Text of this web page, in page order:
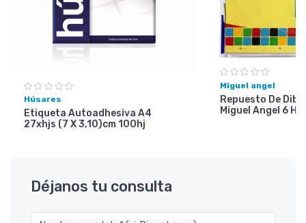
Húsares
Etiqueta Autoadhesiva A4
27xhjs (7 X 3,10)cm 100hj
Miguel angel
Repuesto De
Miguel Angel 6
Déjanos tu consulta